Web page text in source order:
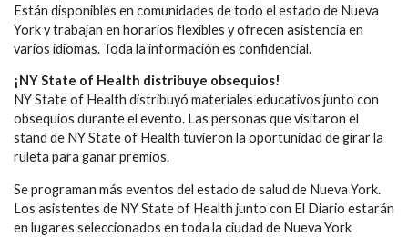
Están disponibles en comunidades de todo el estado de Nueva
York y trabajan en horarios flexibles y ofrecen asistencia en
varios idiomas. Toda la información es confidencial.
¡NY State of Health distribuye obsequios!
NY State of Health distribuyó materiales educativos junto con
obsequios durante el evento. Las personas que visitaron el
stand de NY State of Health tuvieron la oportunidad de girar la
ruleta para ganar premios.
Se programan más eventos del estado de salud de Nueva York.
Los asistentes de NY State of Health junto con El Diario estarán
en lugares seleccionados en toda la ciudad de Nueva York